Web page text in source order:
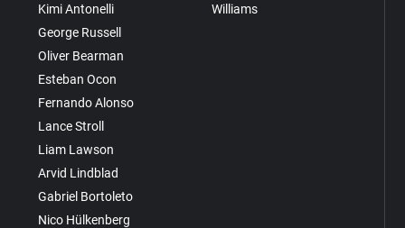
Kimi Antonelli
George Russell
Oliver Bearman
Esteban Ocon
Fernando Alonso
Lance Stroll
Liam Lawson
Arvid Lindblad
Gabriel Bortoleto
Nico Hülkenberg
Williams